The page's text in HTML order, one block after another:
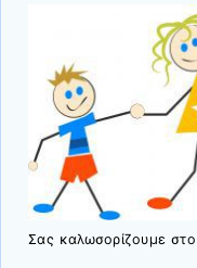
Σας καλωσορίζουμε στο